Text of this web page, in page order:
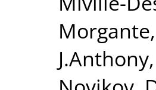
J.Anthony,